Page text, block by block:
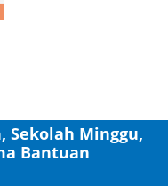
Sekolah Minggu,
Bantuan